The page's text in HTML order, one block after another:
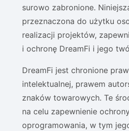
surowo zabronione.
przeznaczona do użytku
realizacji projektów,
i ochronę DreamFi i jego
DreamFi jest chronione
intelektualnej, prawem
znaków towarowych. Te
na celu zapewnienie
oprogramowania, w tym